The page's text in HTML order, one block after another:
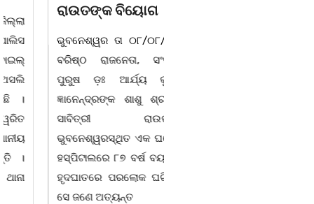
ରାଉତଙ୍କ ବିୟୋଗ
ଭୁବନେଶ୍ୱର ତା ୦୮/୦୮/୨୬ :
ବରିଷ୍ଠ ରାଜନେତା, ସଂସ୍କୃତି
ପୁରୁଷ ଡ଼ଃ ଆର୍ଯ୍ୟ କୁମାର
ଜ୍ଞାନେନ୍ଦ୍ରଙ୍କ ଶାଶୁ ଶ୍ରୀମତୀ
ସାବିତ୍ରୀ ରାଉତଙ୍କ
ଭୁବନେଶ୍ୱରସ୍ଥିତ ଏକ ଘରୋଇ
ହସ୍ପିଟାଲରେ ୮୭ ବର୍ଷ ବୟସରେ
ହୃଦଘାତରେ ପରଲୋକ ଘଟିଛି ।
ସେ ଜଣେ ଅତ୍ୟନ୍ତ